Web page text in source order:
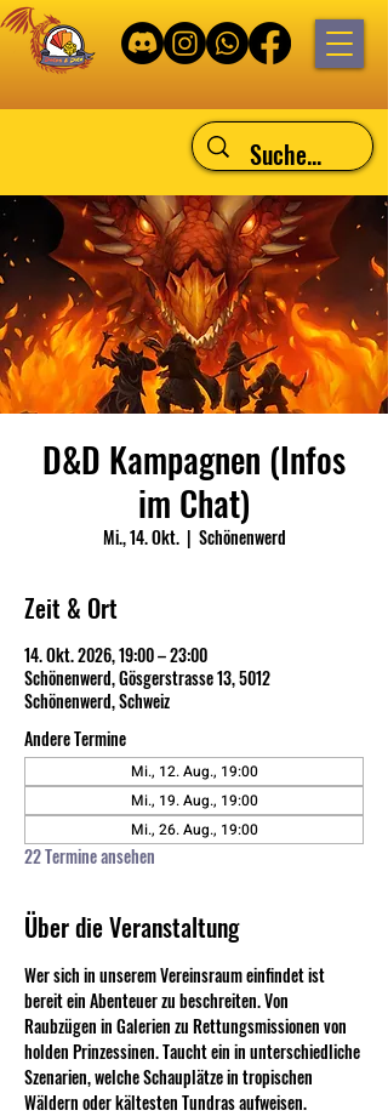
D&D Kampagnen (Infos
im Chat)
Mi., 14. Okt.
  |
Schönenwerd
Zeit & Ort
14. Okt. 2026, 19:00 – 23:00
Schönenwerd, Gösgerstrasse 13, 5012
Schönenwerd, Schweiz
Andere Termine
Mi., 12. Aug., 19:00
Mi., 19. Aug., 19:00
Mi., 26. Aug., 19:00
22 Termine ansehen
Über die Veranstaltung
Wer sich in unserem Vereinsraum einfindet ist
bereit ein Abenteuer zu beschreiten. Von
Raubzügen in Galerien zu Rettungsmissionen von
holden Prinzessinen. Taucht ein in unterschiedliche
Szenarien, welche Schauplätze in tropischen
Wäldern oder kältesten Tundras aufweisen.